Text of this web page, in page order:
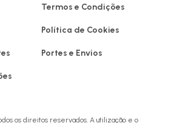
Termos e Condições
Política de Cookies
Portes e Envios
os direitos reservados. A utilização e o